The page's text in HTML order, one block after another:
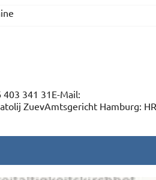
341 31E-Mail:
ZuevAmtsgericht Hamburg: